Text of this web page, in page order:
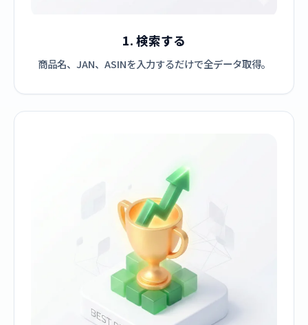
1. 検索する
商品名、JAN、ASINを入力するだけで全データ取得。